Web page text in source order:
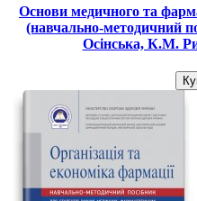
Основи медичного та
(навчально-методичний
Осінська, К.М.